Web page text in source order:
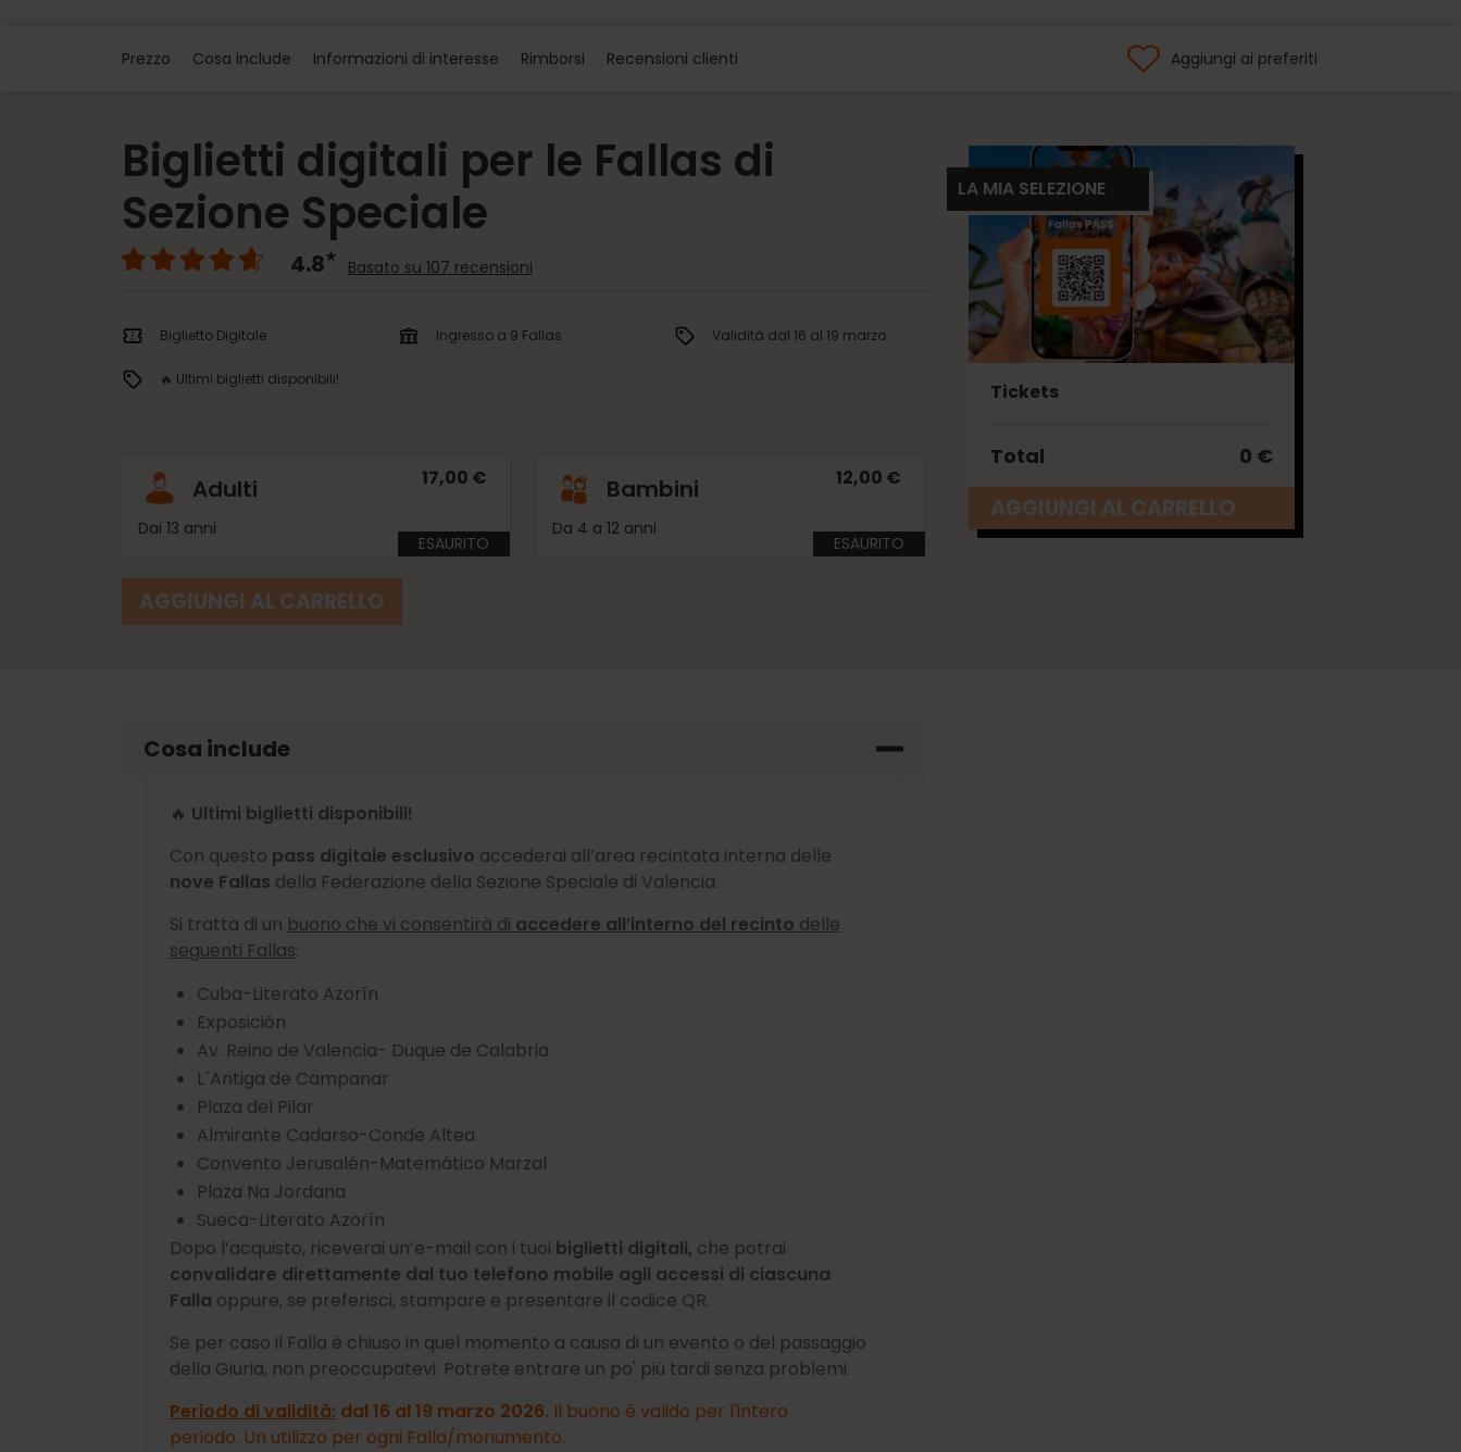
Prezzo Cosa include Informazioni di interesse Rimborsi Recensioni clienti Aggiungi ai preferiti
Biglietti digitali per le Fallas di
Sezione Speciale
4.8 Basato su 107 recensioni
Biglietto Digitale Ingresso a 9 Fallas Validità dal 16 al 19 marzo
🔥 Ultimi biglietti disponibili!
Adulti
Dai 13 anni
17,00 €
ESAURITO
Bambini
Da 4 a 12 anni
12,00 €
ESAURITO
AGGIUNGI AL CARRELLO
LA MIA SELEZIONE
Tickets
Total 0 €
AGGIUNGI AL CARRELLO
Cosa include
🔥 Ultimi biglietti disponibili!
Con questo pass digitale esclusivo accederai all’area recintata interna delle
nove Fallas della Federazione della Sezione Speciale di Valencia.
Si tratta di un buono che vi consentirà di accedere all’interno del recinto delle
seguenti Fallas:
Cuba-Literato Azorín
Exposición
Av. Reino de Valencia- Duque de Calabria
L´Antiga de Campanar
Plaza del Pilar
Almirante Cadarso-Conde Altea
Convento Jerusalén-Matemático Marzal
Plaza Na Jordana
Sueca-Literato Azorín
Dopo l’acquisto, riceverai un’e-mail con i tuoi biglietti digitali, che potrai
convalidare direttamente dal tuo telefono mobile agli accessi di ciascuna
Falla oppure, se preferisci, stampare e presentare il codice QR.
Se per caso il Falla è chiuso in quel momento a causa di un evento o del passaggio
della Giuria, non preoccupatevi. Potrete entrare un po' più tardi senza problemi.
Periodo di validità: dal 16 al 19 marzo 2026. Il buono è valido per l'intero
periodo. Un utilizzo per ogni Falla/monumento.